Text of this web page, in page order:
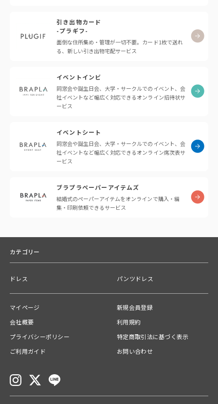
引き出物カード
-プラギフ-
面倒な住所集め・管理が一切不要。カード1枚で送れ
る、新しい引き出物宅配サービス
イベントインビ
同窓会や誕生日会、大学・サークルでのイベント、会
社イベントなど幅広く対応できるオンライン招待状サ
ービス
イベントシート
同窓会や誕生日会、大学・サークルでのイベント、会
社イベントなど幅広く対応できるオンライン席次表サ
ービス
ブラプラペーパーアイテムズ
結婚式のペーパーアイテムをオンラインで購入・編
集・印刷依頼できるサービス
カテゴリー
ドレス パンツドレス
マイページ
新規会員登録
会社概要
利用規約
プライバシーポリシー
特定商取引法に基づく表示
ご利用ガイド
お問い合わせ